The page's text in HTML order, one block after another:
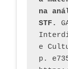
na
STF.
e
p.